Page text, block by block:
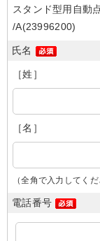
スタンド型用自動
/A(23996200)
氏名
［姓］
［名］
（全角で入力してくだ
電話番号